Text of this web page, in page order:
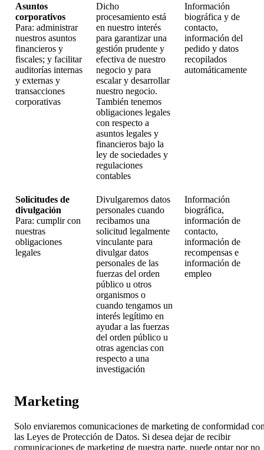
Asuntos
corporativos
Para: administrar
nuestros asuntos
financieros y
fiscales; y facilitar
auditorías internas
y externas y
transacciones
corporativas
Dicho
procesamiento está
en nuestro interés
para garantizar una
gestión prudente y
efectiva de nuestro
negocio y para
escalar y desarrollar
nuestro negocio.
También tenemos
obligaciones legales
con respecto a
asuntos legales y
financieros bajo la
ley de sociedades y
regulaciones
contables
Información
biográfica y de
contacto,
información del
pedido y datos
recopilados
automáticamente
Solicitudes de
divulgación
Para: cumplir con
nuestras
obligaciones
legales
Divulgaremos datos
personales cuando
recibamos una
solicitud legalmente
vinculante para
divulgar datos
personales de las
fuerzas del orden
público u otros
organismos o
cuando tengamos un
interés legítimo en
ayudar a las fuerzas
del orden público u
otras agencias con
respecto a una
investigación
Información
biográfica,
información de
contacto,
información de
recompensas e
información de
empleo
Marketing
Solo enviaremos comunicaciones de marketing de conformidad
las Leyes de Protección de Datos. Si desea dejar de recibir
comunicaciones de marketing de nuestra parte, puede optar por no